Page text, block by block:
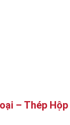
– Thép Hộp